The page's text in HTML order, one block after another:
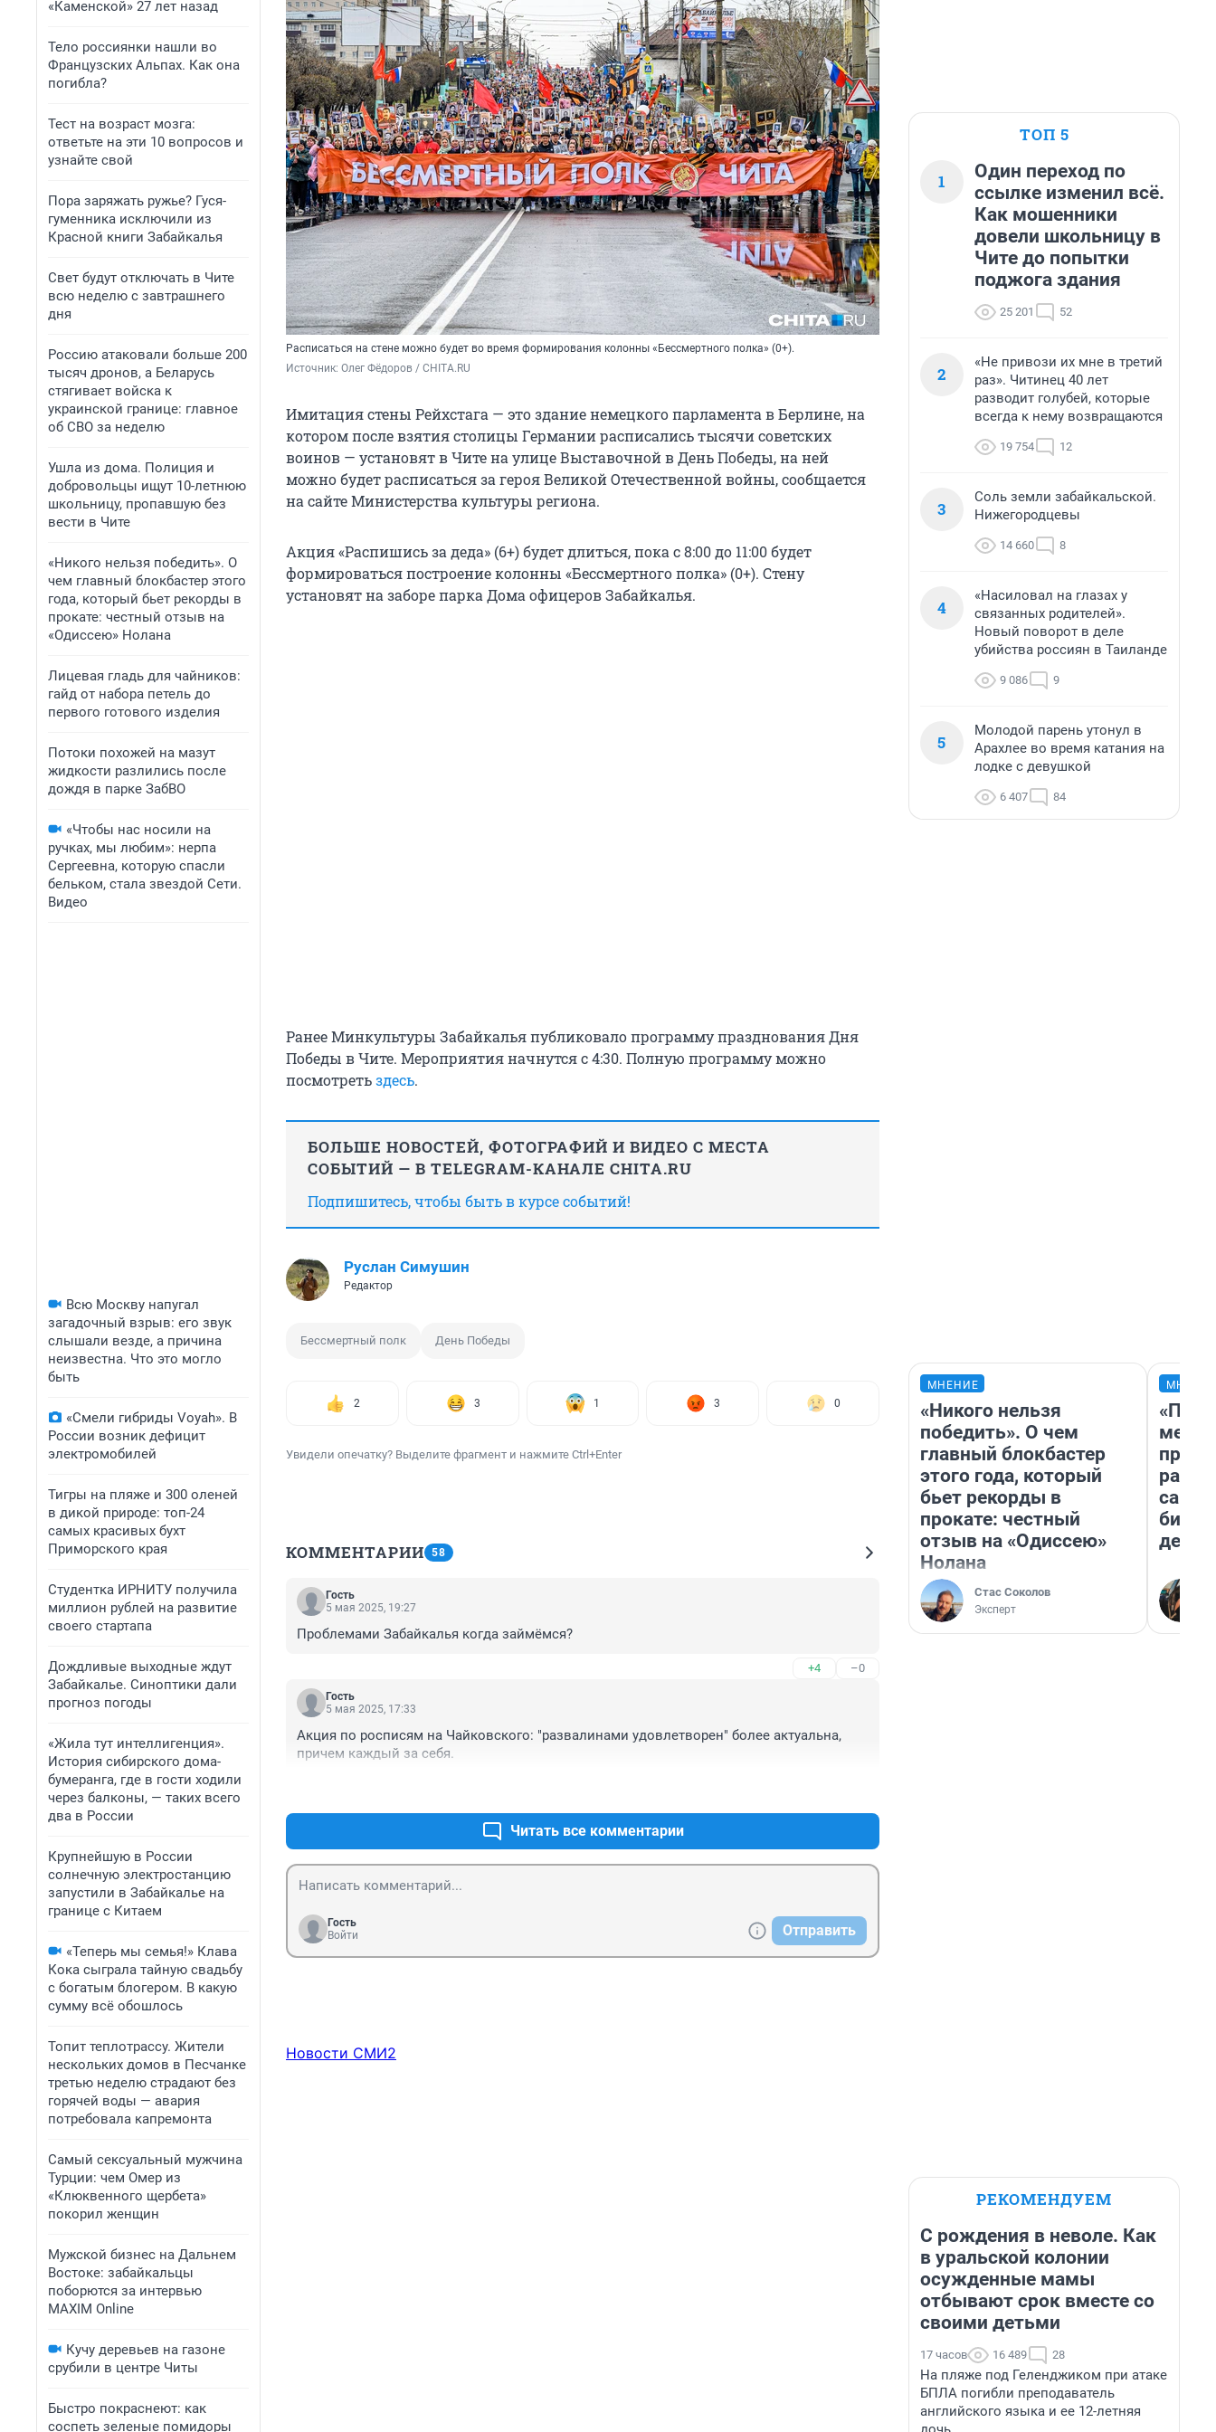
«Каменской» 27 лет назад
Тело россиянки нашли во
Французских Альпах. Как она
погибла?
Тест на возраст мозга:
ответьте на эти 10 вопросов и
узнайте свой
Пора заряжать ружье? Гуся-
гуменника исключили из
Красной книги Забайкалья
Свет будут отключать в Чите
всю неделю с завтрашнего
дня
Россию атаковали больше 200
тысяч дронов, а Беларусь
стягивает войска к
украинской границе: главное
об СВО за неделю
Ушла из дома. Полиция и
добровольцы ищут 10-летнюю
школьницу, пропавшую без
вести в Чите
«Никого нельзя победить». О
чем главный блокбастер этого
года, который бьет рекорды в
прокате: честный отзыв на
«Одиссею» Нолана
Лицевая гладь для чайников:
гайд от набора петель до
первого готового изделия
Потоки похожей на мазут
жидкости разлились после
дождя в парке ЗабВО
«Чтобы нас носили на
ручках, мы любим»: нерпа
Сергеевна, которую спасли
бельком, стала звездой Сети.
Видео
Всю Москву напугал
загадочный взрыв: его звук
слышали везде, а причина
неизвестна. Что это могло
быть
«Смели гибриды Voyah». В
России возник дефицит
электромобилей
Тигры на пляже и 300 оленей
в дикой природе: топ-24
самых красивых бухт
Приморского края
Студентка ИРНИТУ получила
миллион рублей на развитие
своего стартапа
Дождливые выходные ждут
Забайкалье. Синоптики дали
прогноз погоды
«Жила тут интеллигенция».
История сибирского дома-
бумеранга, где в гости ходили
через балконы, — таких всего
два в России
Крупнейшую в России
солнечную электростанцию
запустили в Забайкалье на
границе с Китаем
«Теперь мы семья!» Клава
Кока сыграла тайную свадьбу
с богатым блогером. В какую
сумму всё обошлось
Топит теплотрассу. Жители
нескольких домов в Песчанке
третью неделю страдают без
горячей воды — авария
потребовала капремонта
Самый сексуальный мужчина
Турции: чем Омер из
«Клюквенного щербета»
покорил женщин
Мужской бизнес на Дальнем
Востоке: забайкальцы
поборются за интервью
MAXIM Online
Кучу деревьев на газоне
срубили в центре Читы
Быстро покраснеют: как
соспеть зеленые помидоры
Расписаться на стене можно будет во время формирования колонны «Бессмертного полка» (0+).
Источник: Олег Фёдоров / CHITA.RU
Имитация стены Рейхстага — это здание немецкого парламента в Берлине, на
котором после взятия столицы Германии расписались тысячи советских
воинов — установят в Чите на улице Выставочной в День Победы, на ней
можно будет расписаться за героя Великой Отечественной войны, сообщается
на сайте Министерства культуры региона.
Акция «Распишись за деда» (6+) будет длиться, пока с 8:00 до 11:00 будет
формироваться построение колонны «Бессмертного полка» (0+). Стену
установят на заборе парка Дома офицеров Забайкалья.
Ранее Минкультуры Забайкалья публиковало программу празднования Дня
Победы в Чите. Мероприятия начнутся с 4:30. Полную программу можно
посмотретьздесь.
БОЛЬШЕ НОВОСТЕЙ, ФОТОГРАФИЙ И ВИДЕО С МЕСТА
СОБЫТИЙ — В TELEGRAM-КАНАЛЕ CHITA.RU
Подпишитесь, чтобы быть в курсе событий!
Руслан Симушин
Редактор
Бессмертный полк День Победы
2 3 1 3 0
Увидели опечатку? Выделите фрагмент и нажмите Ctrl+Enter
КОММЕНТАРИИ 58
Гость
5 мая 2025, 19:27
Проблемами Забайкалья когда займёмся?
+4 –0
Гость
5 мая 2025, 17:33
Акция по росписям на Чайковского: "развалинами удовлетворен" более актуальна,
причем каждый за себя.
Читать все комментарии
Гость
Войти
Отправить
Новости СМИ2
ТОП 5
1
Один переход по
ссылке изменил всё.
Как мошенники
довели школьницу в
Чите до попытки
поджога здания
25 201 52
2
«Не привози их мне в третий
раз». Читинец 40 лет
разводит голубей, которые
всегда к нему возвращаются
19 754 12
3
Соль земли забайкальской.
Нижегородцевы
14 660 8
4
«Насиловал на глазах у
связанных родителей».
Новый поворот в деле
убийства россиян в Таиланде
9 086 9
5
Молодой парень утонул в
Арахлее во время катания на
лодке с девушкой
6 407 84
МНЕНИЕ
«Никого нельзя
победить». О чем
главный блокбастер
этого года, который
бьет рекорды в
прокате: честный
отзыв на «Одиссею»
Нолана
Стас Соколов
Эксперт
РЕКОМЕНДУЕМ
С рождения в неволе. Как
в уральской колонии
осужденные мамы
отбывают срок вместе со
своими детьми
17 часов 16 489 28
На пляже под Геленджиком при атаке
БПЛА погибли преподаватель
английского языка и ее 12-летняя